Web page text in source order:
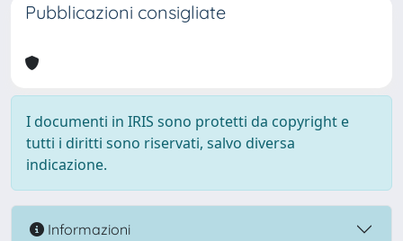
Pubblicazioni consigliate
I documenti in IRIS sono protetti da copyright e
tutti i diritti sono riservati, salvo diversa
indicazione.
Informazioni